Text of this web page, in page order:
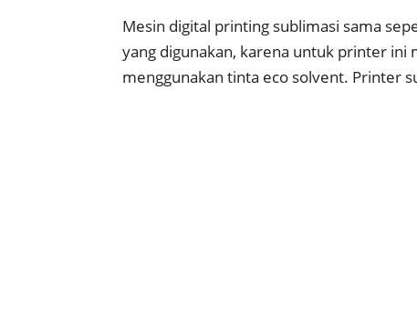
Mesin digital printing sublimasi sama
yang digunakan, karena untuk printer
menggunakan tinta eco solvent. Printer